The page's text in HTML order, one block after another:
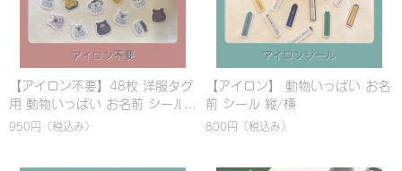
【アイロン不要】48枚 洋服タグ
用 動物いっぱい お名前 シール
950円 （税込み）
【アイロン】 動物いっぱい お名
前 シール 縦/横
800円 （税込み）